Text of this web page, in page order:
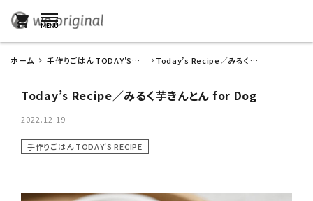
shopping_cart
ホーム
手作りごはん TODAY'S
Today’s Recipe／みるく芋
Today’s Recipe／みるく芋きんとん for Dog
2022.12.19
手作りごはん TODAY'S RECIPE